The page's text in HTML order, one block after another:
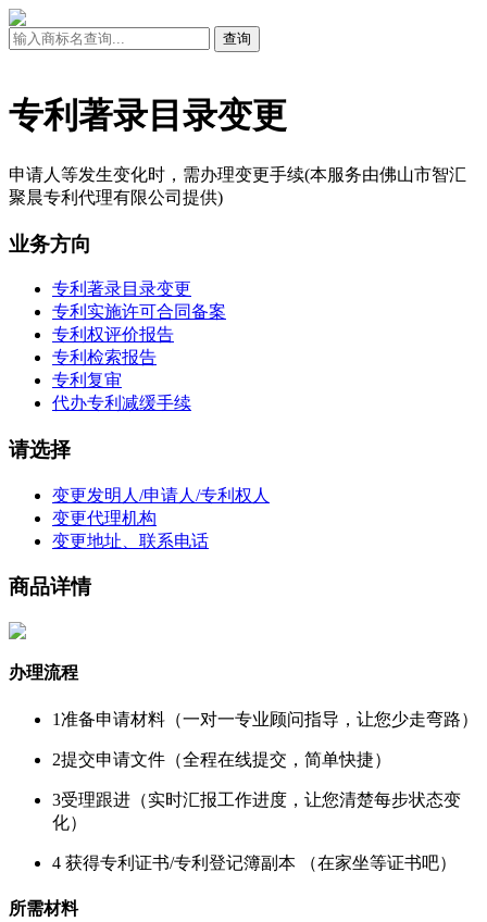
专利著录目录变更
申请人等发生变化时，需办理变更手续(本服务由佛山市智汇
聚晨专利代理有限公司提供)
业务方向
专利著录目录变更
专利实施许可合同备案
专利权评价报告
专利检索报告
专利复审
代办专利减缓手续
请选择
变更发明人/申请人/专利权人
变更代理机构
变更地址、联系电话
商品详情
办理流程
1准备申请材料（一对一专业顾问指导 ，让您少走弯路）
2提交申请文件（全程在线提交 ，简单快捷）
3受理跟进（实时汇报工作进度 ，让您清楚每步状态变
化）
4 获得专利证书/专利登记簿副本 （在家坐等证书吧）
所需材料